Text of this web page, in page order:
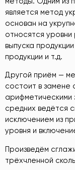
является метод
основан на
относятся
выпуска
продукции и т.д.
Другой приём —
состоит в замене
средних ведётся
исключением из
уровня и
Произведём
трёхчленной